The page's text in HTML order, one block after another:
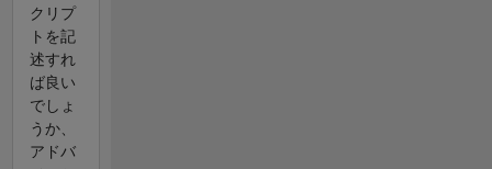
クリプ
トを記
述すれ
ば良い
でしょ
うか、
アドバ